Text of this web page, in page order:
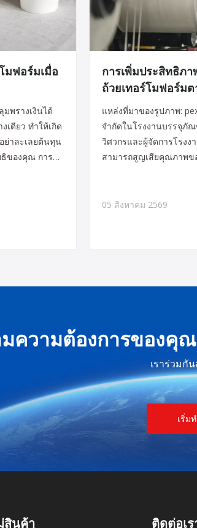
มฟอร์มเมื่อ
พรางเงินได้
เดียว ทำให้เกิด
ย่าละเลยต้นทุน
ธิของคุณ การ
การเพิ่มประสิทธิภา
ถ้วยเทอร์โมฟอร์ม
ตลาด
แหล่งที่มาของรูปภาพ:
จำกัดในโรงงานบรรจุ
วิศวกรและผู้จัดการโรง
สามารถสูญเสียคุณภาพ
การป้อนพลาสติก เทอร์โ
05 สิงหาคม 2569
ความต้องการของคุ
เราร่วมกั
เริ่ม
สินค้า ติดต่อเร